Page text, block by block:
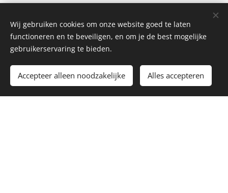
Wij gebruiken cookies om onze website goed te laten
functioneren en te beveiligen, en om je de best mogelijke
gebruikerservaring te bieden.
Accepteer alleen noodzakelijke Alles accepteren